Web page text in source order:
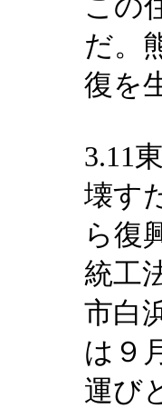
この
だ。
復を
3.11
壊す
ら復
統工
市白
は９
運び